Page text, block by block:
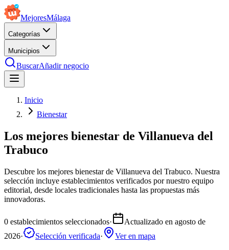
MejoresMálaga
Categorías
Municipios
BuscarAñadir negocio
Inicio
Bienestar
Los mejores bienestar de Villanueva del
Trabuco
Descubre los mejores bienestar de Villanueva del Trabuco. Nuestra
selección incluye establecimientos verificados por nuestro equipo
editorial, desde locales tradicionales hasta las propuestas más
innovadoras.
0 establecimientos seleccionados· Actualizado en agosto de
2026· Selección verificada· Ver en mapa